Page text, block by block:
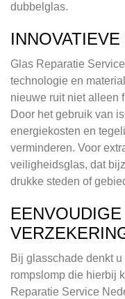
dubbelglas.
Glas Reparatie
technologie en
nieuwe ruit niet alleen
Door het gebruik van
energiekosten en
verminderen. Voor
veiligheidsglas, dat
drukke steden of
EENVOUDIGE
Bij glasschade denkt
rompslomp die hierbij
Reparatie Service